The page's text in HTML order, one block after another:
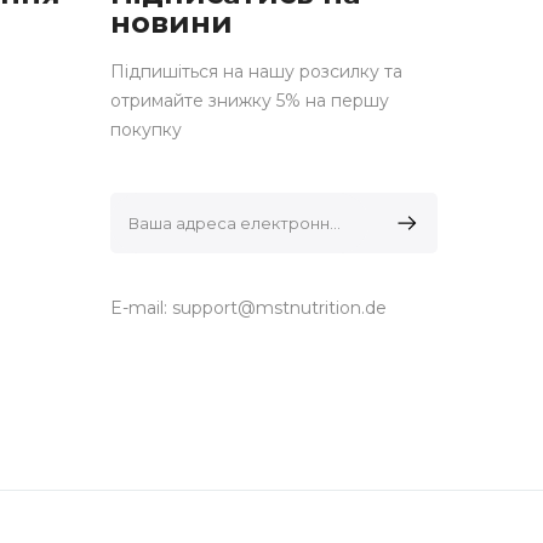
новини
Підпишіться на нашу розсилку та
отримайте знижку 5% на першу
покупку
E-mail: support@mstnutrition.de